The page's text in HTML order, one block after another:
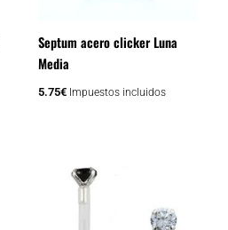
Septum acero clicker Luna
Media
5.75€ Impuestos incluidos